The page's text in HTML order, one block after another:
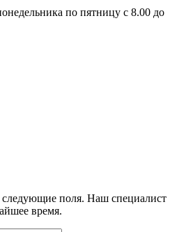
по пятницу с 8.00 до
следующие поля. Наш специалист
время.